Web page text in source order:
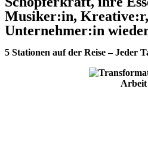
Musiker:in,
Unternehmer:in
5 Stationen auf der Reise – Jeder